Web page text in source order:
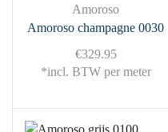
Amoroso
Amoroso champagne 0030
€329.95
*incl. BTW per meter